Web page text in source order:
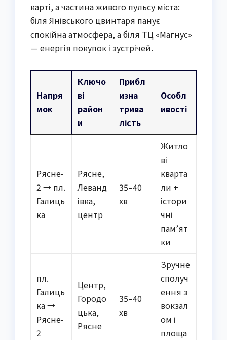
карті, а частина живого пульсу міста:
біля Янівського цвинтаря панує
спокійна атмосфера, а біля ТЦ «Магнус»
— енергія покупок і зустрічей.
Напря
мок
Ключо
ві
район
и
Прибл
изна
трива
лість
Особл
ивості
Рясне-
2 → пл.
Галиць
ка
Рясне,
Леванд
івка,
центр
35–40
хв
Житло
ві
кварта
ли +
істори
чні
пам’ят
ки
пл.
Галиць
ка →
Рясне-
2
Центр,
Городо
цька,
Рясне
35–40
хв
Зручне
сполуч
ення з
вокзал
ом і
площа